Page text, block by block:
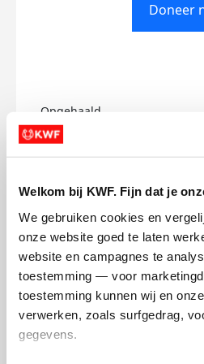
Welkom bij KWF. Fijn dat je
We gebruiken cookies en
onze website goed te laten
website en campagnes te
toestemming — voor
toestemming kunnen wij en
verwerken, zoals surfgedrag,
gegevens.
Doneer
Opgehaald
€0
Bjorn's